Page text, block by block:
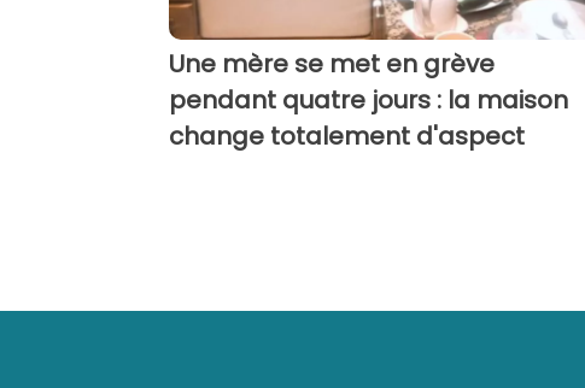
Une mère se met en grève
pendant quatre jours : la maison
change totalement d'aspect